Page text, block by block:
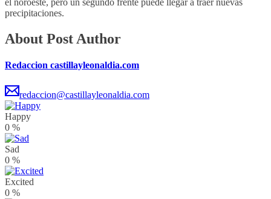
el noroeste, pero un segundo frente puede llegar a traer nuevas
precipitaciones.
About Post Author
Redaccion castillayleonaldia.com
redaccion@castillayleonaldia.com
Happy
0 %
Sad
0 %
Excited
0 %